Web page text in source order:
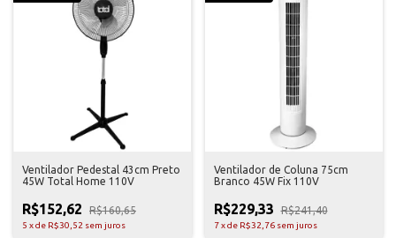
Ventilador Pedestal 43cm Preto
45W Total Home 110V
R$152,62 R$160,65
5 xde R$30,52 sem juros
Ventilador de Coluna 75cm
Branco 45W Fix 110V
R$229,33 R$241,40
7 xde R$32,76 sem juros